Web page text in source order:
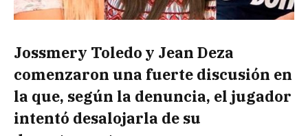
Jossmery Toledo y Jean Deza
comenzaron una fuerte discusión en
la que, según la denuncia, el jugador
intentó desalojarla de su